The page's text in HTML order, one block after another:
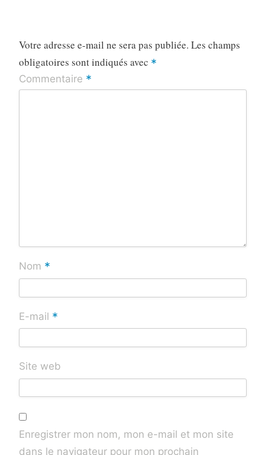
Votre adresse e-mail ne sera pas publiée. Les champs
obligatoires sont indiqués avec *
Commentaire *
Nom *
E-mail *
Site web
Enregistrer mon nom, mon e-mail et mon site
dans le navigateur pour mon prochain